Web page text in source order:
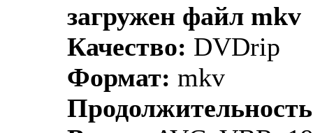
загружен файл mkv
Качество: DVDrip
Формат: mkv